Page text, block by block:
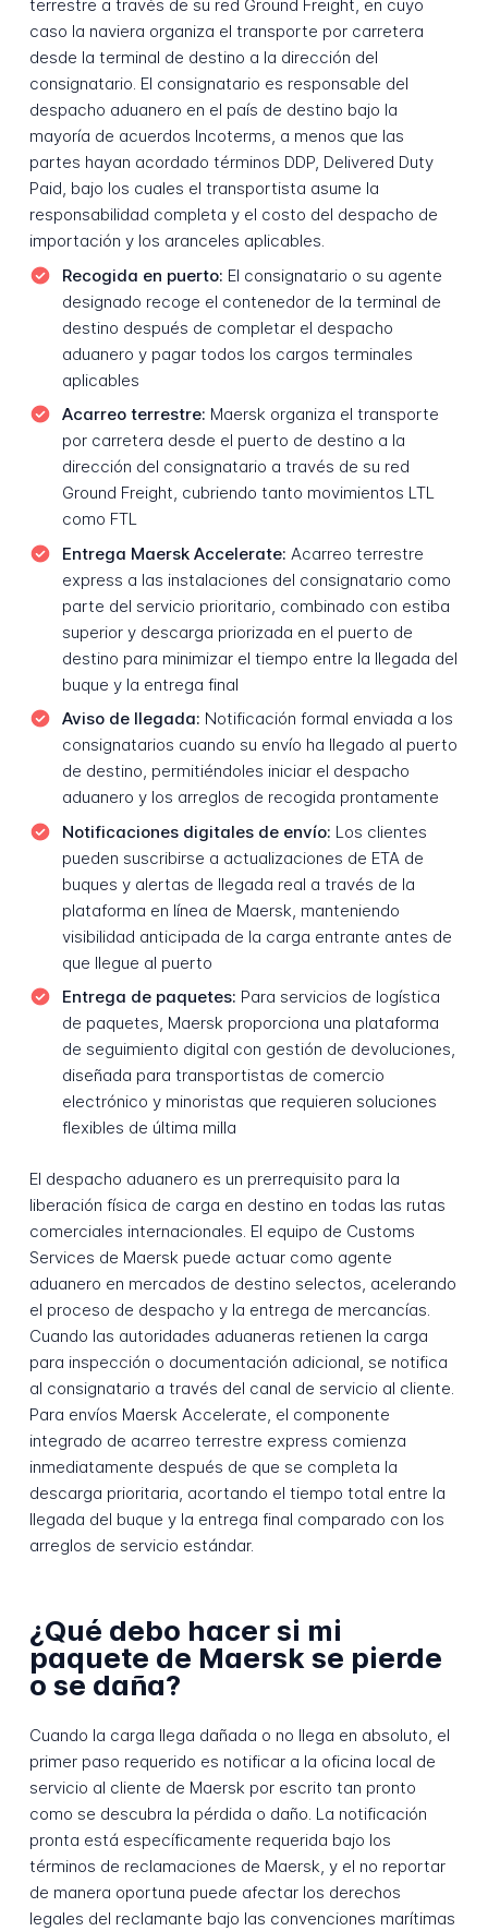
terrestre a través de su red Ground Freight, en cuyo
caso la naviera organiza el transporte por carretera
desde la terminal de destino a la dirección del
consignatario. El consignatario es responsable del
despacho aduanero en el país de destino bajo la
mayoría de acuerdos Incoterms, a menos que las
partes hayan acordado términos DDP, Delivered Duty
Paid, bajo los cuales el transportista asume la
responsabilidad completa y el costo del despacho de
importación y los aranceles aplicables.
Recogida en puerto: El consignatario o su agente
designado recoge el contenedor de la terminal de
destino después de completar el despacho
aduanero y pagar todos los cargos terminales
aplicables
Acarreo terrestre: Maersk organiza el transporte
por carretera desde el puerto de destino a la
dirección del consignatario a través de su red
Ground Freight, cubriendo tanto movimientos LTL
como FTL
Entrega Maersk Accelerate: Acarreo terrestre
express a las instalaciones del consignatario como
parte del servicio prioritario, combinado con estiba
superior y descarga priorizada en el puerto de
destino para minimizar el tiempo entre la llegada del
buque y la entrega final
Aviso de llegada: Notificación formal enviada a los
consignatarios cuando su envío ha llegado al puerto
de destino, permitiéndoles iniciar el despacho
aduanero y los arreglos de recogida prontamente
Notificaciones digitales de envío: Los clientes
pueden suscribirse a actualizaciones de ETA de
buques y alertas de llegada real a través de la
plataforma en línea de Maersk, manteniendo
visibilidad anticipada de la carga entrante antes de
que llegue al puerto
Entrega de paquetes: Para servicios de logística
de paquetes, Maersk proporciona una plataforma
de seguimiento digital con gestión de devoluciones,
diseñada para transportistas de comercio
electrónico y minoristas que requieren soluciones
flexibles de última milla
El despacho aduanero es un prerrequisito para la
liberación física de carga en destino en todas las rutas
comerciales internacionales. El equipo de Customs
Services de Maersk puede actuar como agente
aduanero en mercados de destino selectos, acelerando
el proceso de despacho y la entrega de mercancías.
Cuando las autoridades aduaneras retienen la carga
para inspección o documentación adicional, se notifica
al consignatario a través del canal de servicio al cliente.
Para envíos Maersk Accelerate, el componente
integrado de acarreo terrestre express comienza
inmediatamente después de que se completa la
descarga prioritaria, acortando el tiempo total entre la
llegada del buque y la entrega final comparado con los
arreglos de servicio estándar.
¿Qué debo hacer si mi
paquete de Maersk se pierde
o se daña?
Cuando la carga llega dañada o no llega en absoluto, el
primer paso requerido es notificar a la oficina local de
servicio al cliente de Maersk por escrito tan pronto
como se descubra la pérdida o daño. La notificación
pronta está específicamente requerida bajo los
términos de reclamaciones de Maersk, y el no reportar
de manera oportuna puede afectar los derechos
legales del reclamante bajo las convenciones marítimas